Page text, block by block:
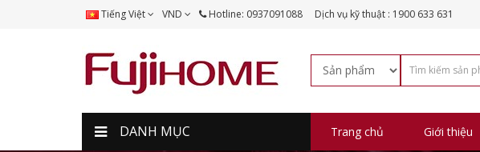
Tiếng Việt VND Hotline: 0937091088 Dịch vụ kỹ thuật : 1900 633 631
DANH MỤC Trang chủ Giới thiệu